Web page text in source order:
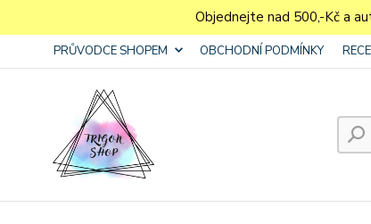
Objednejte nad 500,-Kč a
PRŮVODCE SHOPEM OBCHODNÍ PODMÍNKY